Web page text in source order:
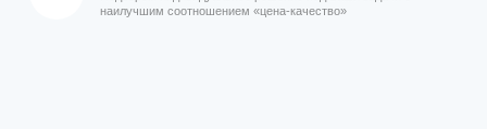
наилучшим соотношением «цена-качество»